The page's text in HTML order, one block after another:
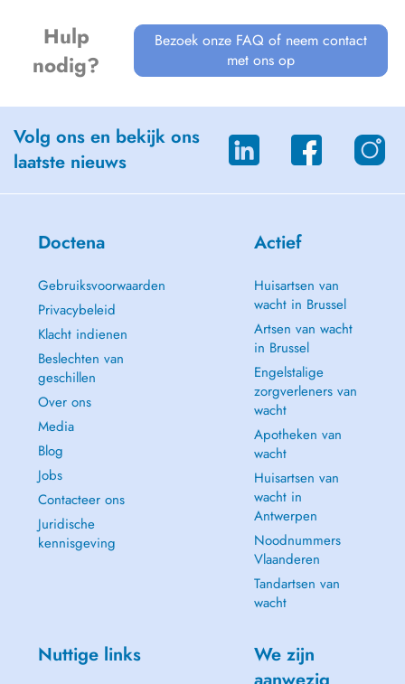
Hulp
nodig?
Bezoek onze FAQ of neem contact
met ons op
Volg ons en bekijk ons
laatste nieuws
Doctena
Gebruiksvoorwaarden
Privacybeleid
Klacht indienen
Beslechten van
geschillen
Over ons
Media
Blog
Jobs
Contacteer ons
Juridische
kennisgeving
Actief
Huisartsen van
wacht in Brussel
Artsen van wacht
in Brussel
Engelstalige
zorgverleners van
wacht
Apotheken van
wacht
Huisartsen van
wacht in
Antwerpen
Noodnummers
Vlaanderen
Tandartsen van
wacht
Nuttige links
We zijn